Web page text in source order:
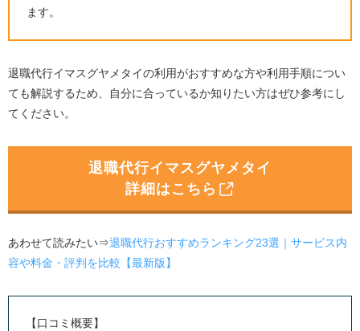
ます。
退職代行イマスグヤメタイの利用がおすすめな方や利用手順につい
ても解説するため、自分に合っているか知りたい方はぜひ参考にし
てください。
退職代行イマスグヤメタイ
詳細はこちら
あわせて読みたい⇒退職代行おすすめランキング23選｜サービス内
容や料金・評判を比較【最新版】
【口コミ概要】